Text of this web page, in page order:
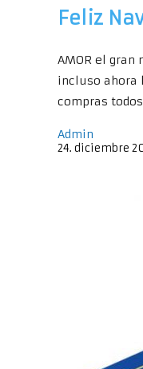
Feliz
AMOR el
incluso ahora
compras
Admin
24. diciembre